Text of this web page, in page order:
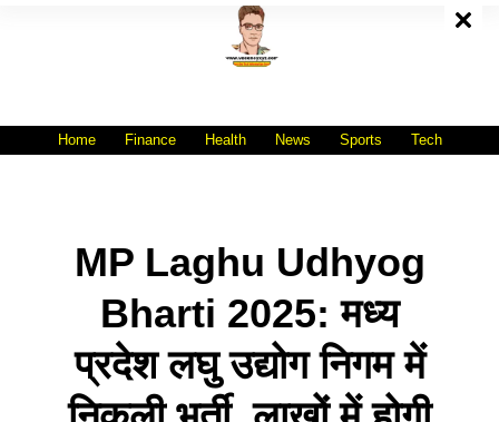
Home Finance Health News Sports Tech
MP Laghu Udhyog
Bharti 2025: मध्य
प्रदेश लघु उद्योग निगम में